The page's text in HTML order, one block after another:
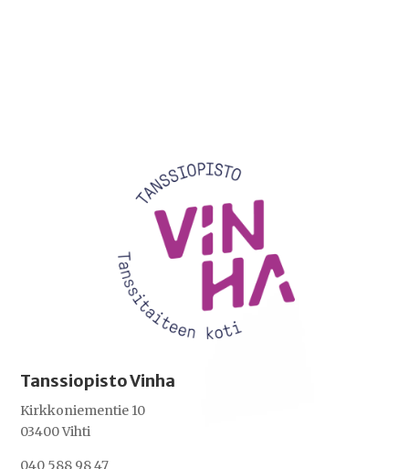
Tanssiopisto Vinha
Kirkkoniementie 10
03400 Vihti
040 588 98 47